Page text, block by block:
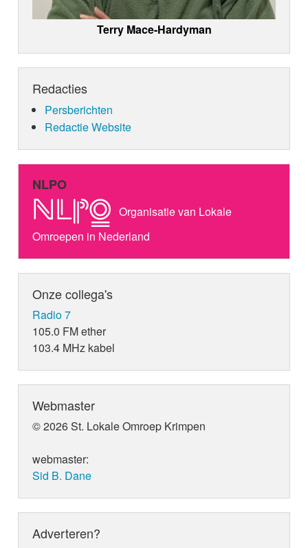
Terry Mace-Hardyman
Redacties
Persberichten
Redactie Website
NLPO
Organisatie van Lokale
Omroepen in Nederland
Onze collega's
Radio 7
105.0 FM ether
103.4 MHz kabel
Webmaster
© 2026 St. Lokale Omroep Krimpen
webmaster:
Sid B. Dane
Adverteren?